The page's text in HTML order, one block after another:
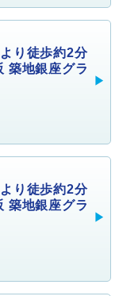
り徒歩約2分
築地銀座グラ
り徒歩約2分
築地銀座グラ